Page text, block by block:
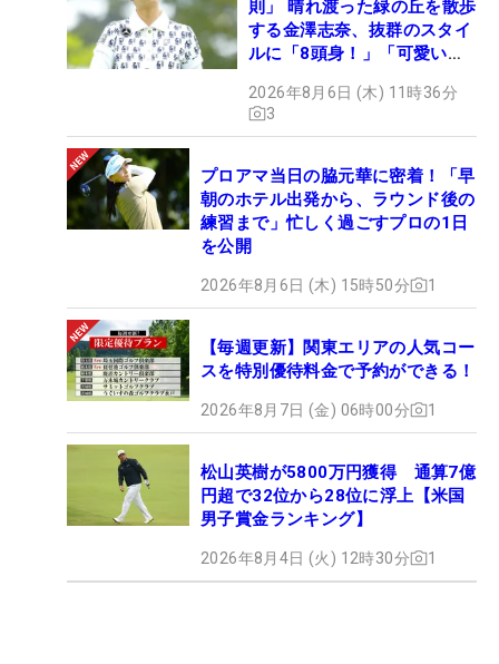
則」 晴れ渡った緑の丘を散歩
する金澤志奈、抜群のスタイ
ルに「8頭身！」「可愛いに
2026年8月6日 (木) 11時36分
3
プロアマ当日の脇元華に密着！「早
朝のホテル出発から、ラウンド後の
練習まで」忙しく過ごすプロの1日
を公開
2026年8月6日 (木) 15時50分 1
【毎週更新】関東エリアの人気コー
スを特別優待料金で予約ができる！
2026年8月7日 (金) 06時00分 1
松山英樹が5800万円獲得 通算7億
円超で32位から28位に浮上【米国
男子賞金ランキング】
2026年8月4日 (火) 12時30分 1